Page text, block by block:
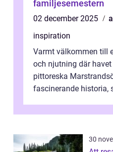
familjesemestern
02 december 2025
inspiration
Varmt välkommen till
och njutning där
pittoreska
fascinerande historia,
30